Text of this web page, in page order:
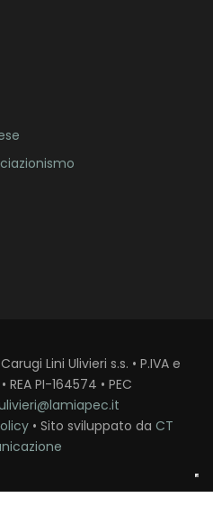
Lini Ulivieri s.s. • P.IVA e
REA PI-164574 • PEC
• Sito sviluppato da CT